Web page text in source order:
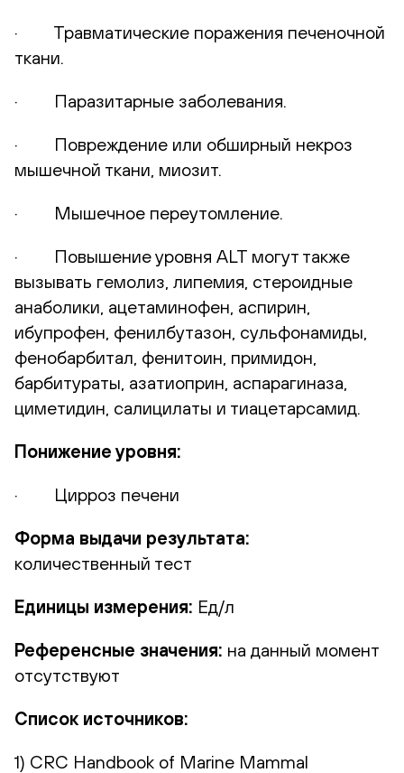
· Травматические поражения печеночной
ткани.
· Паразитарные заболевания.
· Повреждение или обширный некроз
мышечной ткани, миозит.
· Мышечное переутомление.
· Повышение уровня ALT могут также
вызывать гемолиз, липемия, стероидные
анаболики, ацетаминофен, аспирин,
ибупрофен, фенилбутазон, сульфонамиды,
фенобарбитал, фенитоин, примидон,
барбитураты, азатиоприн, аспарагиназа,
циметидин, салицилаты и тиацетарсамид.
Понижение уровня:
· Цирроз печени
Форма выдачи результата:
количественный тест
Единицы измерения: Ед/л
Референсные значения: на данный момент
отсутствуют
Список источников:
1) CRC Handbook of Marine Mammal